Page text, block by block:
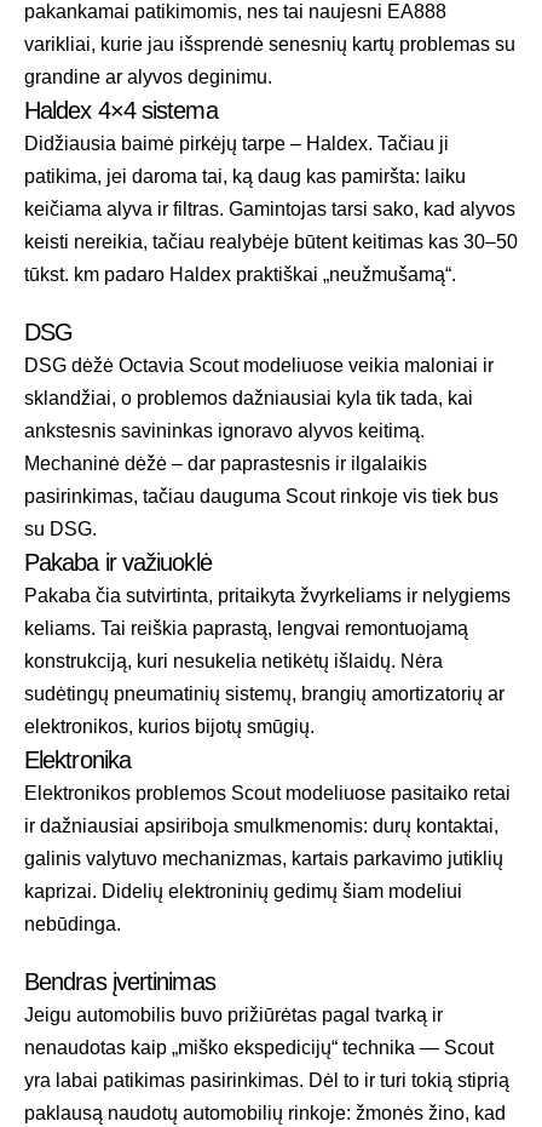
pakankamai patikimomis, nes tai naujesni EA888
varikliai, kurie jau išsprendė senesnių kartų problemas su
grandine ar alyvos deginimu.
Haldex 4×4 sistema
Didžiausia baimė pirkėjų tarpe – Haldex. Tačiau ji
patikima, jei daroma tai, ką daug kas pamiršta: laiku
keičiama alyva ir filtras. Gamintojas tarsi sako, kad alyvos
keisti nereikia, tačiau realybėje būtent keitimas kas 30–50
tūkst. km padaro Haldex praktiškai „neužmušamą“.
DSG
DSG dėžė Octavia Scout modeliuose veikia maloniai ir
sklandžiai, o problemos dažniausiai kyla tik tada, kai
ankstesnis savininkas ignoravo alyvos keitimą.
Mechaninė dėžė – dar paprastesnis ir ilgalaikis
pasirinkimas, tačiau dauguma Scout rinkoje vis tiek bus
su DSG.
Pakaba ir važiuoklė
Pakaba čia sutvirtinta, pritaikyta žvyrkeliams ir nelygiems
keliams. Tai reiškia paprastą, lengvai remontuojamą
konstrukciją, kuri nesukelia netikėtų išlaidų. Nėra
sudėtingų pneumatinių sistemų, brangių amortizatorių ar
elektronikos, kurios bijotų smūgių.
Elektronika
Elektronikos problemos Scout modeliuose pasitaiko retai
ir dažniausiai apsiriboja smulkmenomis: durų kontaktai,
galinis valytuvo mechanizmas, kartais parkavimo jutiklių
kaprizai. Didelių elektroninių gedimų šiam modeliui
nebūdinga.
Bendras įvertinimas
Jeigu automobilis buvo prižiūrėtas pagal tvarką ir
nenaudotas kaip „miško ekspedicijų“ technika — Scout
yra labai patikimas pasirinkimas. Dėl to ir turi tokią stiprią
paklausą naudotų automobilių rinkoje: žmonės žino, kad